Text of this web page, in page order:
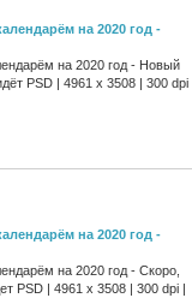
на 2020 год -
на 2020 год - Новый
PSD | 4961 х 3508 | 300 dpi
на 2020 год -
на 2020 год - Скоро,
PSD | 4961 х 3508 | 300 dpi |